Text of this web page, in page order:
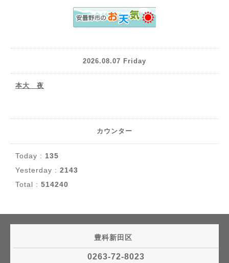
2026.08.07 Friday
本大 夜
カウンター
Today : 135
Yesterday : 2143
Total : 514240
豊科新田区
0263-72-8023